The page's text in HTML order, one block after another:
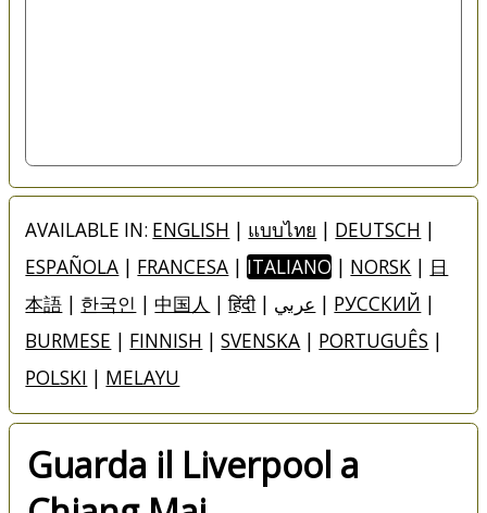
AVAILABLE IN: ENGLISH | แบบไทย | DEUTSCH |
ESPAÑOLA | FRANCESA | ITALIANO | NORSK | 日
本語 | 한국인 | 中国人 |हिंदी | عربي | РУССКИЙ |
BURMESE | FINNISH |SVENSKA | PORTUGUÊS |
POLSKI | MELAYU
Guarda il Liverpool a